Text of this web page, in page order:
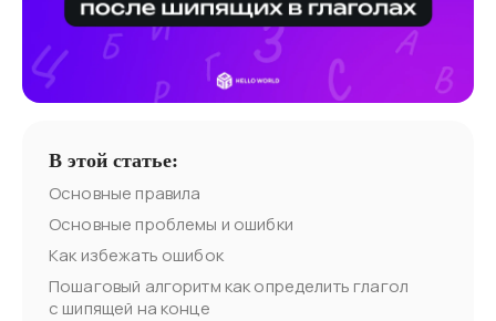
В этой статье:
Основные правила
Основные проблемы и ошибки
Как избежать ошибок
Пошаговый алгоритм как определить глагол
с шипящей на конце